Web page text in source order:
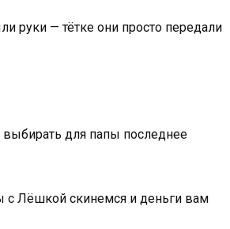
руки — тётке они просто передали
для папы последнее
с Лёшкой скинемся и деньги вам